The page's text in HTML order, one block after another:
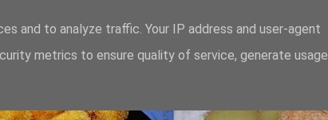
and to analyze traffic. Your IP address and user-agent
metrics to ensure quality of service, generate usage